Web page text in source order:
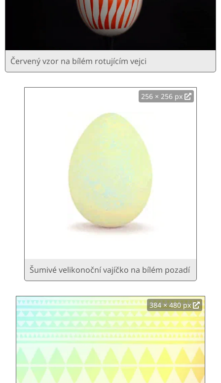
Červený vzor na bílém rotujícím vejci
256 × 256 px
Šumivé velikonoční vajíčko na bílém pozadí
384 × 480 px